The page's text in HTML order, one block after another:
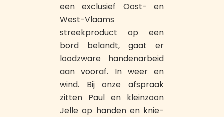
een exclusief Oost- en
West-Vlaams
streekproduct op een
bord belandt, gaat er
loodzware handenarbeid
aan vooraf. In weer en
wind. Bij onze afspraak
zitten Paul en kleinzoon
Jelle op handen en knie-